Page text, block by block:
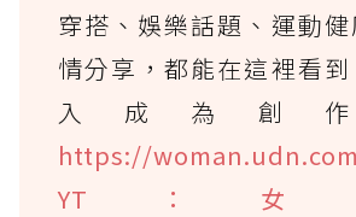
穿搭、娛樂話題、運動
情分享，都能在這裡看
入成為創
https://woman.udn.com
YT：女